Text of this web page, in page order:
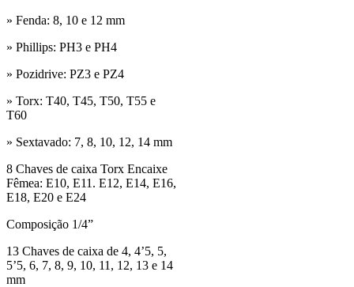
» Fenda: 8, 10 e 12 mm
» Phillips: PH3 e PH4
» Pozidrive: PZ3 e PZ4
» Torx: T40, T45, T50, T55 e
T60
» Sextavado: 7, 8, 10, 12, 14 mm
8 Chaves de caixa Torx Encaixe
Fêmea: E10, E11. E12, E14, E16,
E18, E20 e E24
Composição 1/4”
13 Chaves de caixa de 4, 4’5, 5,
5’5, 6, 7, 8, 9, 10, 11, 12, 13 e 14
mm